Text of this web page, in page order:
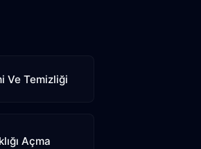
Ve Temizliği
Açma